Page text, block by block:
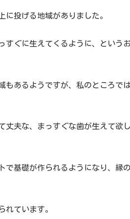
投げる地域がありました。
すぐに生えてくるように、というお
もあるようですが、私のところでは
丈夫な、まっすぐな歯が生えて欲し
で基礎が作られるようになり、縁の
れています。